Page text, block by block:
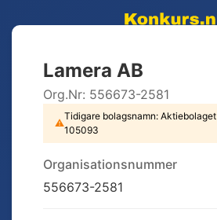
Lamera AB
Org.Nr: 556673-2581
⚠
Tidigare bolagsnamn:
105093
Organisationsnummer
556673-2581